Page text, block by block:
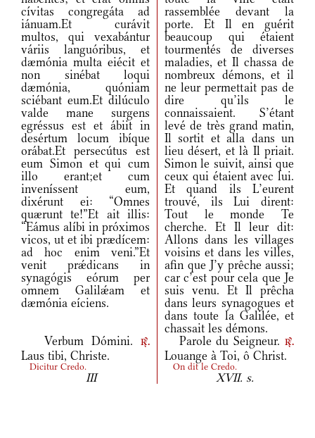
cívitas congregáta ad
iánuam.Et curávit
multos, qui vexabántur
váriis languóribus, et
dæmónia multa eiécit et
non sinébat loqui
dæmónia, quóniam
sciébant eum.Et dilúculo
valde mane surgens
egréssus est et ábiit in
desértum locum ibíque
orábat.Et persecútus est
eum Simon et qui cum
illo erant;et cum
inveníssent eum,
dixérunt ei: “Omnes
quærunt te!”Et ait illis:
“Eámus alíbi in próximos
vicos, ut et ibi prædícem:
ad hoc enim veni.”Et
venit prǽdicans in
synagógis eórum per
omnem Galilǽam et
dæmónia eíciens.
rassemblée devant la
porte. Et Il en guérit
beaucoup qui étaient
tourmentés de diverses
maladies, et Il chassa de
nombreux démons, et il
ne leur permettait pas de
dire qu’ils le
connaissaient. S’étant
levé de très grand matin,
Il sortit et alla dans un
lieu désert, et là Il priait.
Simon le suivit, ainsi que
ceux qui étaient avec lui.
Et quand ils L’eurent
trouvé, ils Lui dirent:
Tout le monde Te
cherche. Et Il leur dit:
Allons dans les villages
voisins et dans les villes,
afin que J’y prêche aussi;
car c’est pour cela que Je
suis venu. Et Il prêcha
dans leurs synagogues et
dans toute la Galilée, et
chassait les démons.
Verbum Dómini.
r.
Laus tibi, Christe.
Parole du Seigneur. r.
Louange à Toi, ô Christ.
Dicitur Credo. On dit le Credo.
III XVII. s.